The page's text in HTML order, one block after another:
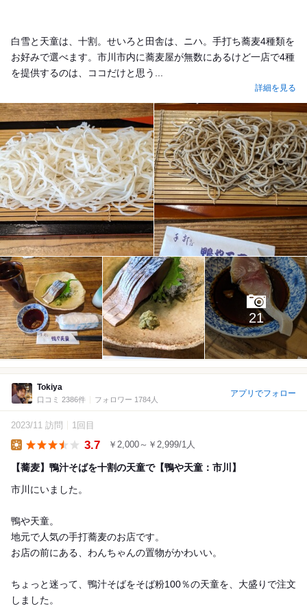
白雪と天童は、十割。せいろと田舎は、ニハ。手打ち蕎麦4種類を
お好みで選べます。市川市内に蕎麦屋が無数にあるけど一店で4種
を提供するのは、ココだけと思う...
詳細を見る
21
Tokiya
口コミ 2386件 フォロワー 1784人
アプリでフォロー
2023/11 訪問 1回目
3.7 ￥2,000～￥2,999/1人
【蕎麦】鴨汁そばを十割の天童で【鴨や天童：市川】
市川にいました。
鴨や天童。
地元で人気の手打蕎麦のお店です。
お店の前にある、わんちゃんの置物がかわいい。
ちょっと迷って、鴨汁そばをそば粉100％の天童を、大盛りで注文
しました。